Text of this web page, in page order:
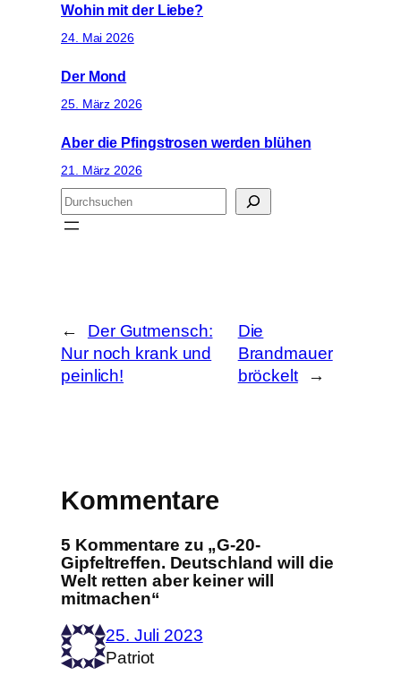
Wohin mit der Liebe?
24. Mai 2026
Der Mond
25. März 2026
Aber die Pfingstrosen werden blühen
21. März 2026
S
u
←
Der Gutmensch:
Nur noch krank und
peinlich!
Die
Brandmauer
bröckelt
→
Kommentare
5 Kommentare zu „G-20-
Gipfeltreffen. Deutschland will die
Welt retten aber keiner will
mitmachen“
25. Juli 2023
Patriot